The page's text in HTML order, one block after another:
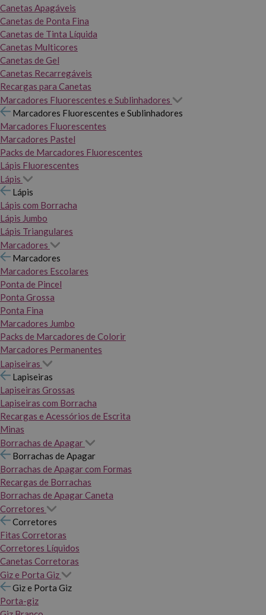
Canetas Apagáveis
Canetas de Ponta Fina
Canetas de Tinta Líquida
Canetas Multicores
Canetas de Gel
Canetas Recarregáveis
Recargas para Canetas
Marcadores Fluorescentes e Sublinhadores
Marcadores Fluorescentes e Sublinhadores
Marcadores Fluorescentes
Marcadores Pastel
Packs de Marcadores Fluorescentes
Lápis Fluorescentes
Lápis
Lápis
Lápis com Borracha
Lápis Jumbo
Lápis Triangulares
Marcadores
Marcadores
Marcadores Escolares
Ponta de Pincel
Ponta Grossa
Ponta Fina
Marcadores Jumbo
Packs de Marcadores de Colorir
Marcadores Permanentes
Lapiseiras
Lapiseiras
Lapiseiras Grossas
Lapiseiras com Borracha
Recargas e Acessórios de Escrita
Minas
Borrachas de Apagar
Borrachas de Apagar
Borrachas de Apagar com Formas
Recargas de Borrachas
Borrachas de Apagar Caneta
Corretores
Corretores
Fitas Corretoras
Corretores Líquidos
Canetas Corretoras
Giz e Porta Giz
Giz e Porta Giz
Porta-giz